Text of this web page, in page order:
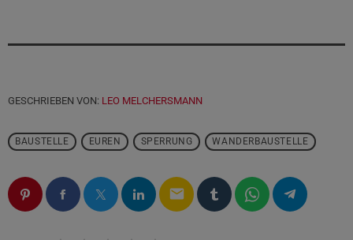
GESCHRIEBEN VON: LEO MELCHERSMANN
BAUSTELLE EUREN SPERRUNG WANDERBAUSTELLE
email